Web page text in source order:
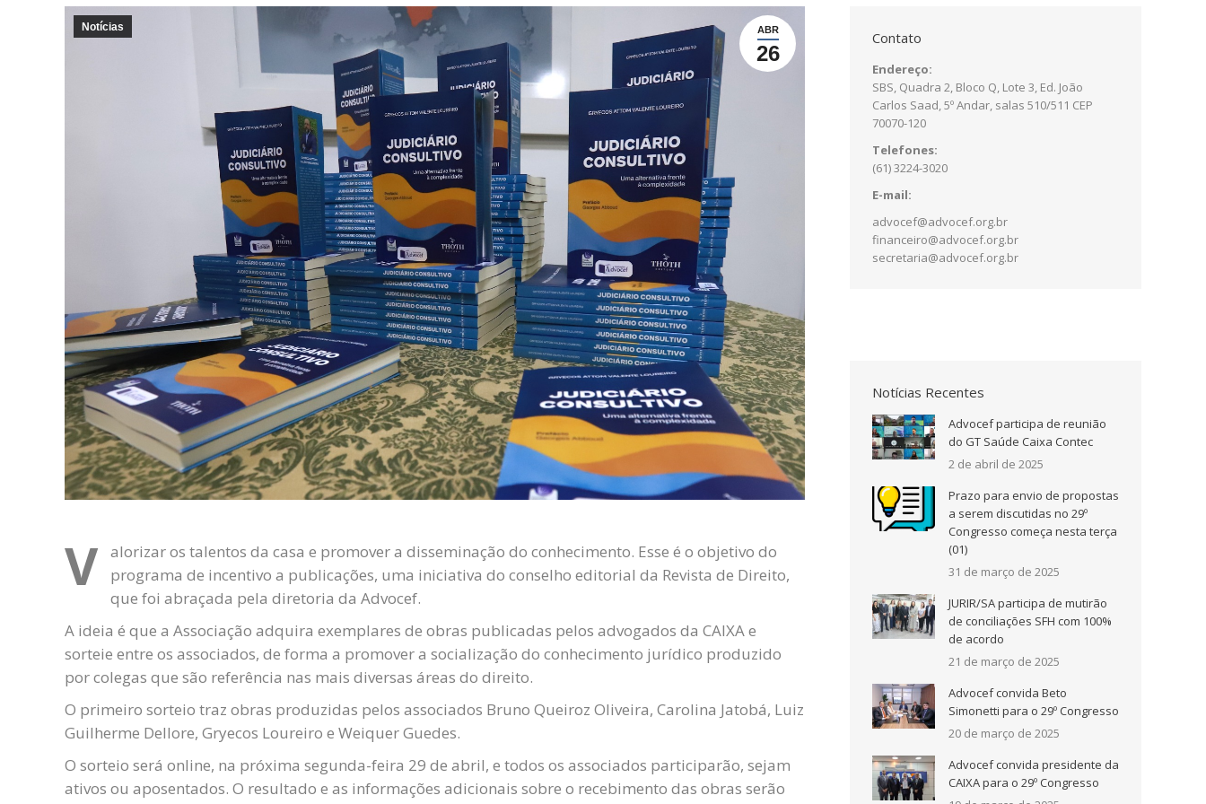
ABR
26
Notícias
V
alorizar os talentos da casa e promover a disseminação do conhecimento. Esse é o objetivo do
programa de incentivo a publicações, uma iniciativa do conselho editorial da Revista de Direito,
que foi abraçada pela diretoria da Advocef.
A ideia é que a Associação adquira exemplares de obras publicadas pelos advogados da CAIXA e
sorteie entre os associados, de forma a promover a socialização do conhecimento jurídico produzido
por colegas que são referência nas mais diversas áreas do direito.
O primeiro sorteio traz obras produzidas pelos associados Bruno Queiroz Oliveira, Carolina Jatobá, Luiz
Guilherme Dellore, Gryecos Loureiro e Weiquer Guedes.
O sorteio será online, na próxima segunda-feira 29 de abril, e todos os associados participarão, sejam
ativos ou aposentados. O resultado e as informações adicionais sobre o recebimento das obras serão
Contato
Endereço:
SBS, Quadra 2, Bloco Q, Lote 3, Ed. João
Carlos Saad, 5º Andar, salas 510/511 CEP
70070-120
Telefones:
(61) 3224-3020
E-mail:
advocef@advocef.org.br
financeiro@advocef.org.br
secretaria@advocef.org.br
Notícias Recentes
Advocef participa de reunião
do GT Saúde Caixa Contec
2 de abril de 2025
Prazo para envio de propostas
a serem discutidas no 29º
Congresso começa nesta terça
(01)
31 de março de 2025
JURIR/SA participa de mutirão
de conciliações SFH com 100%
de acordo
21 de março de 2025
Advocef convida Beto
Simonetti para o 29º Congresso
20 de março de 2025
Advocef convida presidente da
CAIXA para o 29º Congresso